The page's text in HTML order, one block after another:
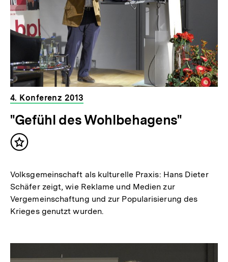
4. Konferenz 2013
"Gefühl des Wohlbehagens"
Inhalt
Volksgemeinschaft als kulturelle Praxis: Hans Dieter
Schäfer zeigt, wie Reklame und Medien zur
Vergemeinschaftung und zur Popularisierung des
Krieges genutzt wurden.